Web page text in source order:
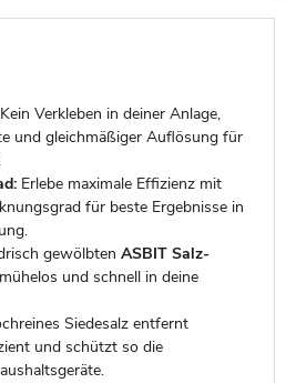
Verkleben in deiner Anlage,
und gleichmäßiger Auflösung für
Erlebe maximale Effizienz mit
für beste Ergebnisse in
gewölbten ASBIT Salz-
und schnell in deine
Siedesalz entfernt
und schützt so die